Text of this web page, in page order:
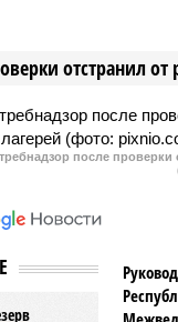
отстранил
после проверки